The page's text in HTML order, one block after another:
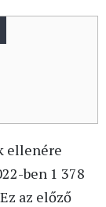
ellenére
ben 1 378
az előző